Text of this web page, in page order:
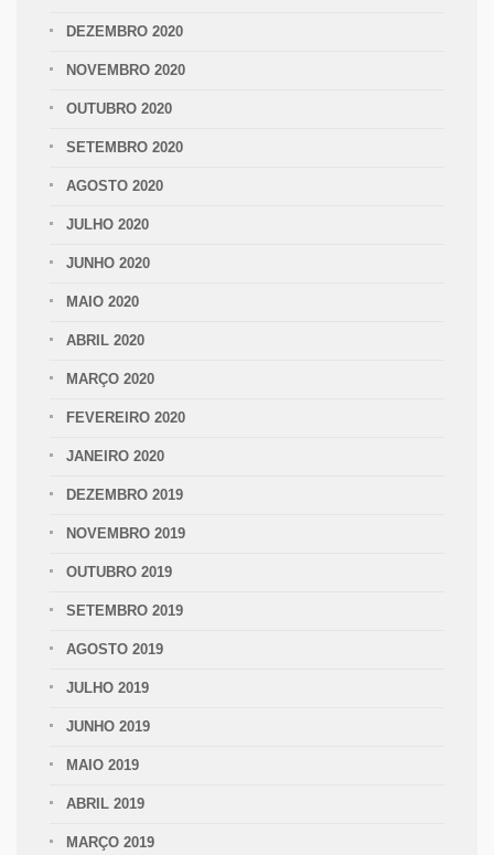
DEZEMBRO 2020
NOVEMBRO 2020
OUTUBRO 2020
SETEMBRO 2020
AGOSTO 2020
JULHO 2020
JUNHO 2020
MAIO 2020
ABRIL 2020
MARÇO 2020
FEVEREIRO 2020
JANEIRO 2020
DEZEMBRO 2019
NOVEMBRO 2019
OUTUBRO 2019
SETEMBRO 2019
AGOSTO 2019
JULHO 2019
JUNHO 2019
MAIO 2019
ABRIL 2019
MARÇO 2019